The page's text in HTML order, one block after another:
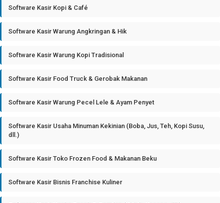
Software Kasir Kopi & Café
Software Kasir Warung Angkringan & Hik
Software Kasir Warung Kopi Tradisional
Software Kasir Food Truck & Gerobak Makanan
Software Kasir Warung Pecel Lele & Ayam Penyet
Software Kasir Usaha Minuman Kekinian (Boba, Jus, Teh, Kopi Susu,
dll.)
Software Kasir Toko Frozen Food & Makanan Beku
Software Kasir Bisnis Franchise Kuliner